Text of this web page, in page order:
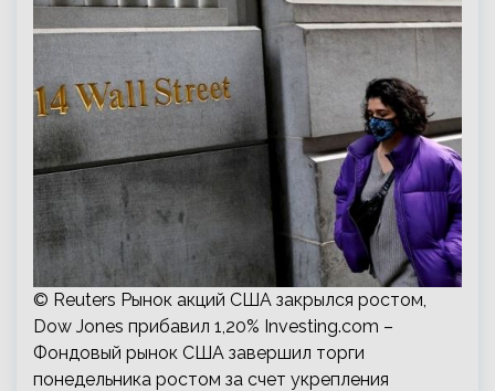
© Reuters Рынок акций США закрылся ростом,
Dow Jones прибавил 1,20% Investing.com –
Фондовый рынок США завершил торги
понедельника ростом за счет укрепления